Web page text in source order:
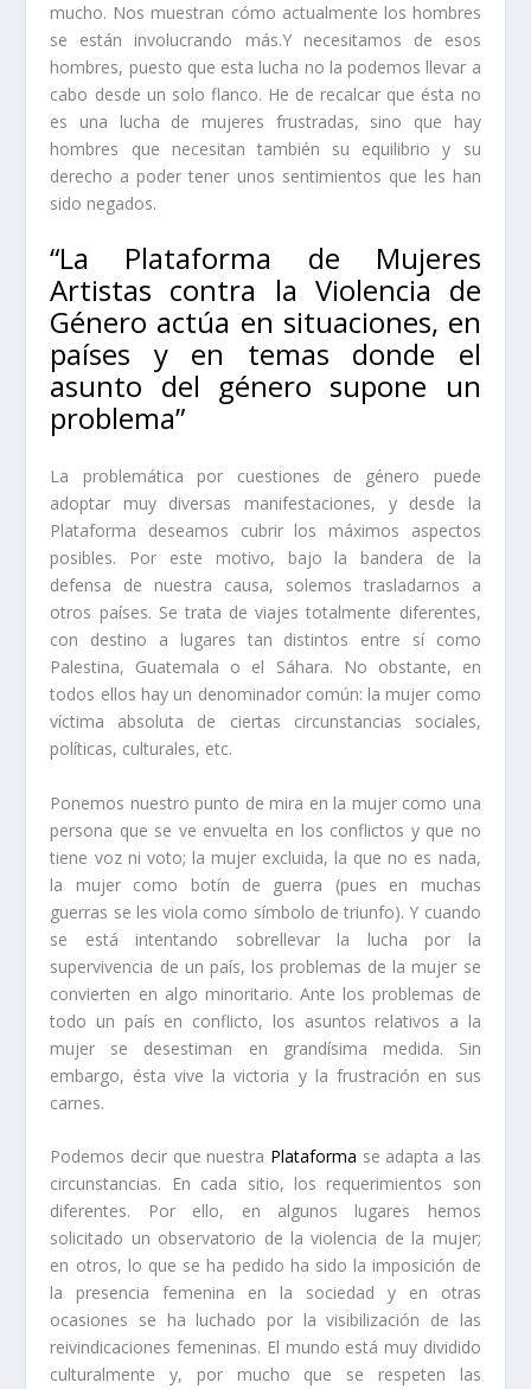
mucho. Nos muestran cómo actualmente los hombres
se están involucrando más.Y necesitamos de esos
hombres, puesto que esta lucha no la podemos llevar a
cabo desde un solo flanco. He de recalcar que ésta no
es una lucha de mujeres frustradas, sino que hay
hombres que necesitan también su equilibrio y su
derecho a poder tener unos sentimientos que les han
sido negados.
“La Plataforma de Mujeres
Artistas contra la Violencia de
Género actúa en situaciones, en
países y en temas donde el
asunto del género supone un
problema”
La problemática por cuestiones de género puede
adoptar muy diversas manifestaciones, y desde la
Plataforma deseamos cubrir los máximos aspectos
posibles. Por este motivo, bajo la bandera de la
defensa de nuestra causa, solemos trasladarnos a
otros países. Se trata de viajes totalmente diferentes,
con destino a lugares tan distintos entre sí como
Palestina, Guatemala o el Sáhara. No obstante, en
todos ellos hay un denominador común: la mujer como
víctima absoluta de ciertas circunstancias sociales,
políticas, culturales, etc.
Ponemos nuestro punto de mira en la mujer como una
persona que se ve envuelta en los conflictos y que no
tiene voz ni voto; la mujer excluida, la que no es nada,
la mujer como botín de guerra (pues en muchas
guerras se les viola como símbolo de triunfo). Y cuando
se está intentando sobrellevar la lucha por la
supervivencia de un país, los problemas de la mujer se
convierten en algo minoritario. Ante los problemas de
todo un país en conflicto, los asuntos relativos a la
mujer se desestiman en grandísima medida. Sin
embargo, ésta vive la victoria y la frustración en sus
carnes.
Podemos decir que nuestra Plataforma se adapta a las
circunstancias. En cada sitio, los requerimientos son
diferentes. Por ello, en algunos lugares hemos
solicitado un observatorio de la violencia de la mujer;
en otros, lo que se ha pedido ha sido la imposición de
la presencia femenina en la sociedad y en otras
ocasiones se ha luchado por la visibilización de las
reivindicaciones femeninas. El mundo está muy dividido
culturalmente y, por mucho que se respeten las